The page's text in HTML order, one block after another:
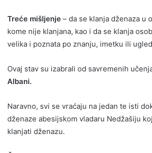
Treće mišljenje – da se klanja dženaza u
kome nije klanjana, kao i da se klanja
velika i poznata po znanju, imetku ili
Ovaj stav su izabrali od savremenih
Albani.
Naravno, svi se vraćaju na jedan te isti
dženaze abesijskom vladaru Nedžašiju
klanjati dženazu.